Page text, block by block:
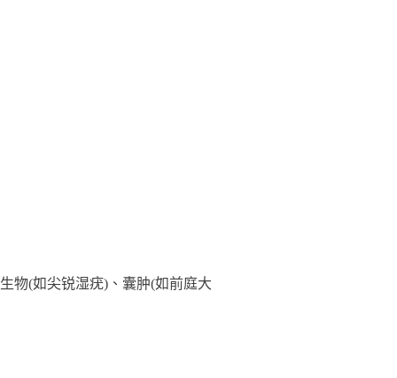
(如尖锐湿疣)、囊肿(如前庭大